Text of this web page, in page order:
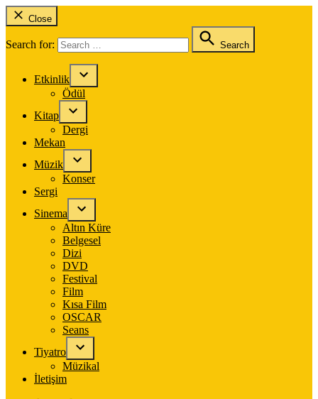
Close
Search for: Search
Etkinlik
Ödül
Kitap
Dergi
Mekan
Müzik
Konser
Sergi
Sinema
Altın Küre
Belgesel
Dizi
DVD
Festival
Film
Kısa Film
OSCAR
Seans
Tiyatro
Müzikal
İletişim